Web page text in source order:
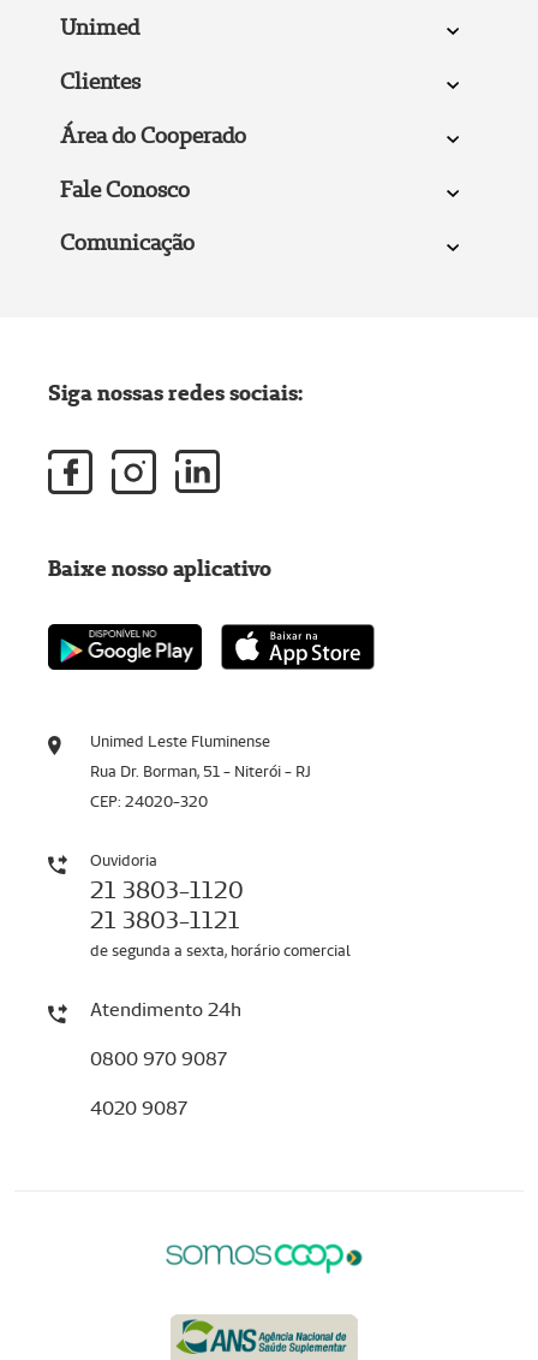
Unimed
Clientes
Área do Cooperado
Fale Conosco
Comunicação
Unimed Leste Fluminense
Rua Dr. Borman, 51 - Niterói - RJ
CEP: 24020-320
Ouvidoria
21 3803-1120
21 3803-1121
de segunda a sexta, horário comercial
Atendimento 24h
0800 970 9087
4020 9087
Siga nossas redes sociais:
Baixe nosso aplicativo